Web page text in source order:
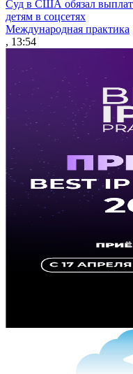
Суд в США обязал
детям в соцсетях
Международная практика
, 13:54